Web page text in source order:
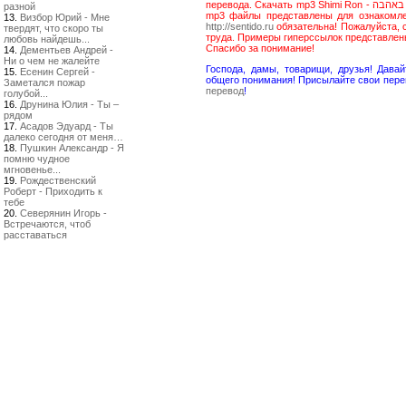
разной
13. Визбор Юрий - Мне
твердят, что скоро ты
любовь найдешь...
14. Дементьев Андрей -
Ни о чем не жалейте
15. Есенин Сергей -
Заметался пожар
голубой...
16. Друнина Юлия - Ты –
рядом
17. Асадов Эдуард - Ты
далеко сегодня от меня…
18. Пушкин Александр - Я
помню чудное
мгновенье...
19. Рождественский
Роберт - Приходить к
тебе
20. Северянин Игорь -
Встречаются, чтоб
расставаться
перевода. Скачать mp3 Shimi Ron - שבויה באהבה с нашего сайта напрямую нельзя. Если же Вы ухитрились это сделать - все
mp3 файлы представлены для
http://sentido.ru обязательна! Пожалуйста,
труда. Примеры гиперссылок
Спасибо за понимание!
Господа, дамы, товарищи, друзья!
общего понимания! Присылайте свои
перевод!